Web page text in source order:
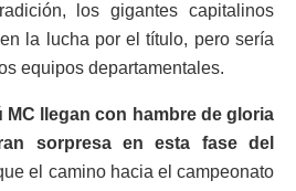
los gigantes capitalinos
la lucha por el título, pero sería
equipos departamentales.
MC llegan con hambre de gloria
sorpresa en esta fase del
el camino hacia el campeonato